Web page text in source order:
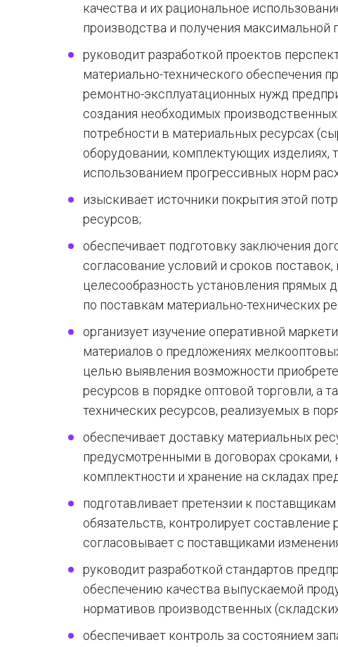
качества и их рациональное
производства и получения максимальной
руководит разработкой проектов
материально-технического обеспечения
ремонтно-эксплуатационных нужд
создания необходимых
потребности в материальных ресурсах
оборудовании, комплектующих изделиях,
использованием прогрессивных норм
изыскивает источники покрытия этой
ресурсов;
обеспечивает подготовку заключения
согласование условий и сроков
целесообразность установления прямых
по поставкам материально-технических
организует изучение оперативной
материалов о предложениях
целью выявления возможности
ресурсов в порядке оптовой торговли, а
технических ресурсов, реализуемых в
обеспечивает доставку материальных
предусмотренными в договорах сроками,
комплектности и хранение на складах
подготавливает претензии к
обязательств, контролирует составление
согласовывает с поставщиками
руководит разработкой стандартов
обеспечению качества выпускаемой
нормативов производственных
обеспечивает контроль за состоянием